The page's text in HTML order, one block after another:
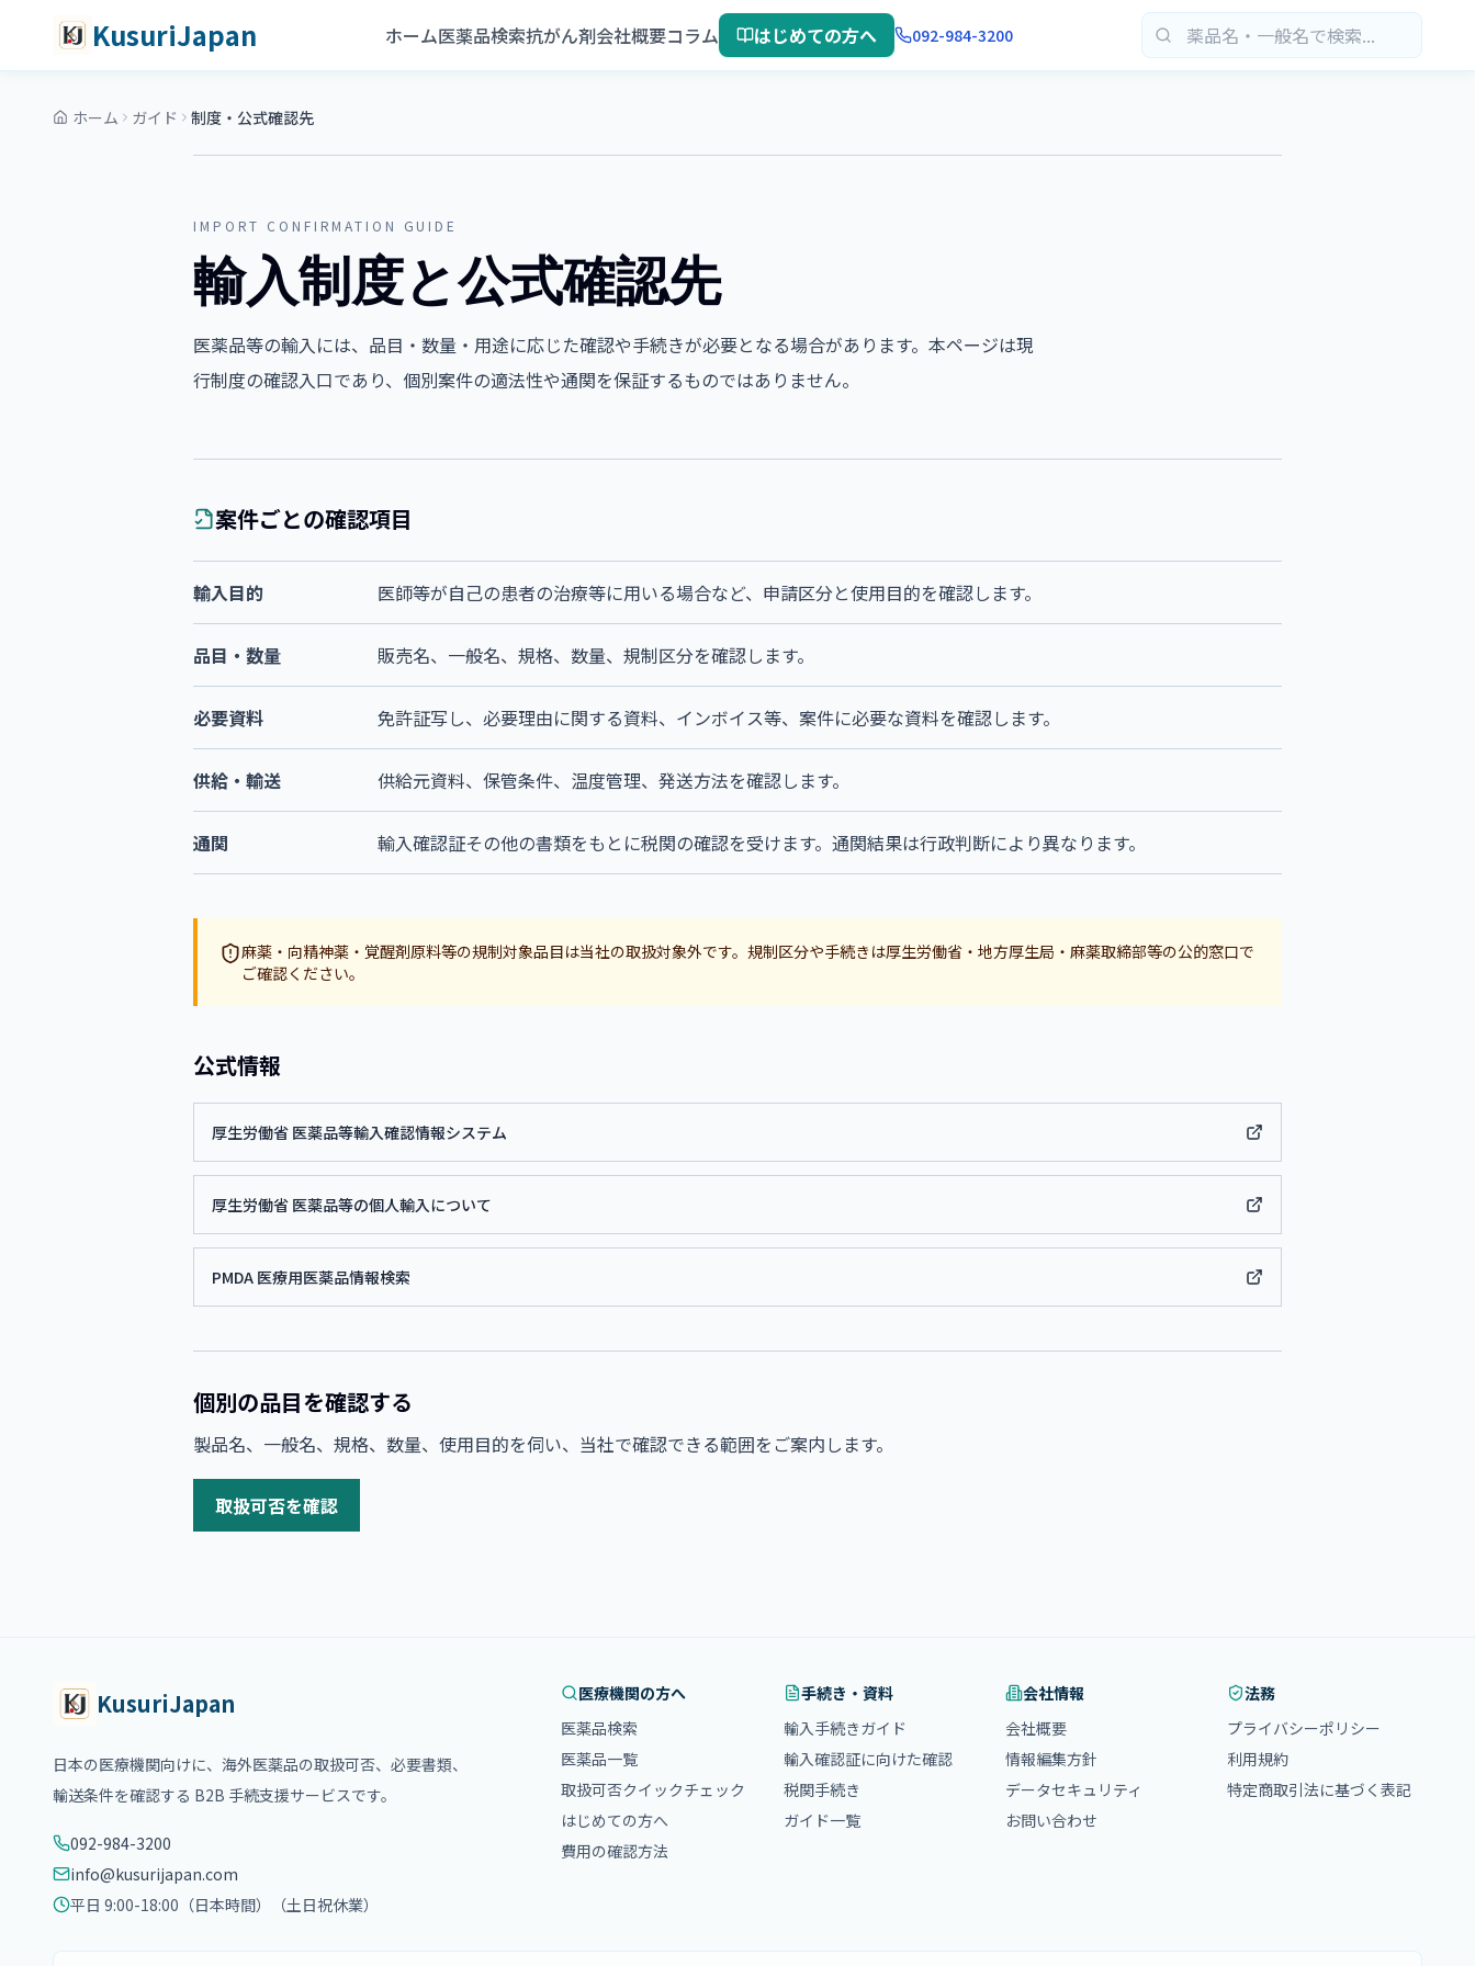
KusuriJapan ホーム医薬品検索抗がん剤会社概要コラム はじめての方へ 092-984-3200
ホーム ガイド 制度・公式確認先
IMPORT CONFIRMATION GUIDE
輸入制度と公式確認先
医薬品等の輸入には、品目・数量・用途に応じた確認や手続きが必要となる場合があります。本ページは現
行制度の確認入口であり、個別案件の適法性や通関を保証するものではありません。
案件ごとの確認項目
輸入目的 医師等が自己の患者の治療等に用いる場合など、申請区分と使用目的を確認します。
品目・数量 販売名、一般名、規格、数量、規制区分を確認します。
必要資料 免許証写し、必要理由に関する資料、インボイス等、案件に必要な資料を確認します。
供給・輸送 供給元資料、保管条件、温度管理、発送方法を確認します。
通関 輸入確認証その他の書類をもとに税関の確認を受けます。通関結果は行政判断により異なります。
麻薬・向精神薬・覚醒剤原料等の規制対象品目は当社の取扱対象外です。規制区分や手続きは厚生労働省・地方厚生局・麻薬取締部等の公的窓口で
ご確認ください。
公式情報
厚生労働省 医薬品等輸入確認情報システム
厚生労働省 医薬品等の個人輸入について
PMDA 医療用医薬品情報検索
個別の品目を確認する
製品名、一般名、規格、数量、使用目的を伺い、当社で確認できる範囲をご案内します。
取扱可否を確認
KusuriJapan
日本の医療機関向けに、海外医薬品の取扱可否、必要書類、
輸送条件を確認する B2B 手続支援サービスです。
092-984-3200
info@kusurijapan.com
平日 9:00-18:00（日本時間）
（土日祝休業）
医療機関の方へ
医薬品検索
医薬品一覧
取扱可否クイックチェック
はじめての方へ
費用の確認方法
手続き・資料
輸入手続きガイド
輸入確認証に向けた確認
税関手続き
ガイド一覧
会社情報
会社概要
情報編集方針
データセキュリティ
お問い合わせ
法務
プライバシーポリシー
利用規約
特定商取引法に基づく表記